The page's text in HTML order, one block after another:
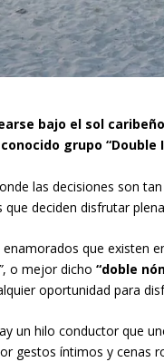
bajo el sol
grupo “Double
las decisiones son
que deciden disfrutar
que existen
, o mejor dicho“doble
oportunidad para
un hilo conductor que
gestos íntimos y cenas